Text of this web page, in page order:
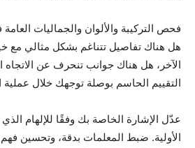
فحص التركيبة والألوان والجماليات
هل هناك تفاصيل تتناغم بشكل مثالي مع
الآخر، هل هناك جوانب تنحرف عن الاتجاه
التقييم الحاسم بوصلة توجهك خلال عملية
عدّل الإشارة الخاصة بك وفقًا للإلهام
الأولية. ضبط المعلمات بدقة، وتحسين